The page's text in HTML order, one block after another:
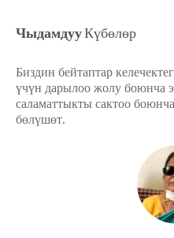
ЧыдамдууКүбөлөр
Биздин бейтаптар
үчүн дарылоо жолу боюнча
саламаттыкты сактоо
бөлүшөт.